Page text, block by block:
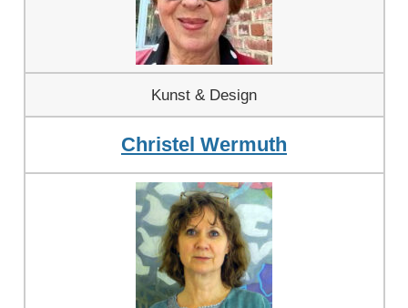
Kunst & Design
Christel Wermuth